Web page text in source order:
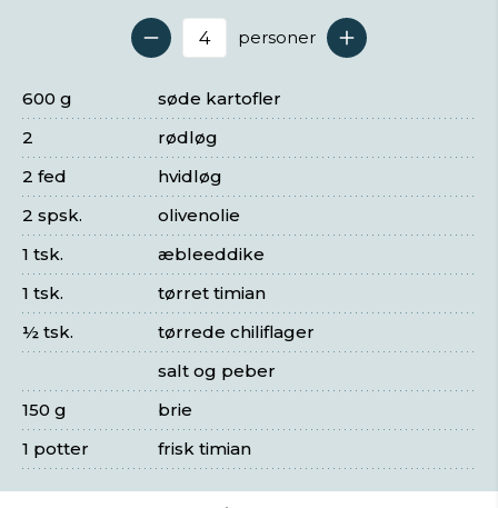
Antal serveringer
personer
søde kartofler
600 g
rødløg
2
hvidløg
2 fed
olivenolie
2 spsk.
æbleeddike
1 tsk.
tørret timian
1 tsk.
tørrede chiliflager
½ tsk.
salt og peber
brie
150 g
frisk timian
1 potter